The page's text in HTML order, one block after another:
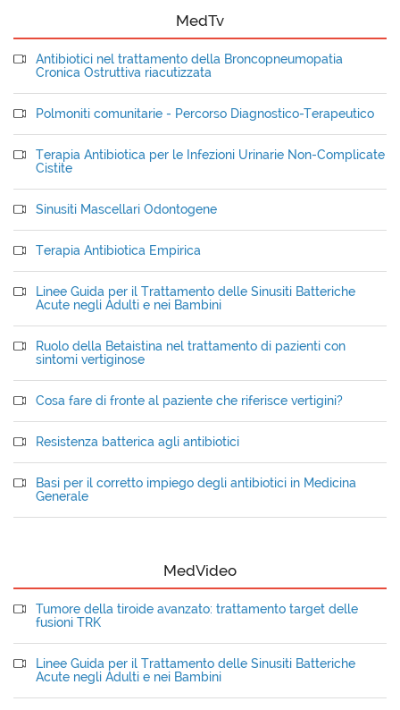
MedTv
Antibiotici nel trattamento della Broncopneumopatia
Cronica Ostruttiva riacutizzata
Polmoniti comunitarie - Percorso Diagnostico-Terapeutico
Terapia Antibiotica per le Infezioni Urinarie Non-Complicate
Cistite
Sinusiti Mascellari Odontogene
Terapia Antibiotica Empirica
Linee Guida per il Trattamento delle Sinusiti Batteriche
Acute negli Adulti e nei Bambini
Ruolo della Betaistina nel trattamento di pazienti con
sintomi vertiginose
Cosa fare di fronte al paziente che riferisce vertigini?
Resistenza batterica agli antibiotici
Basi per il corretto impiego degli antibiotici in Medicina
Generale
MedVideo
Tumore della tiroide avanzato: trattamento target delle
fusioni TRK
Linee Guida per il Trattamento delle Sinusiti Batteriche
Acute negli Adulti e nei Bambini